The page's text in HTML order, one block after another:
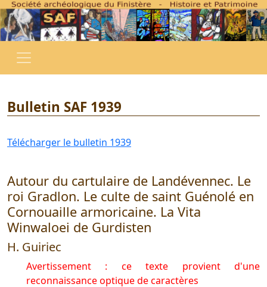
Bulletin SAF 1939
Télécharger le bulletin 1939
Autour du cartulaire de Landévennec. Le
roi Gradlon. Le culte de saint Guénolé en
Cornouaille armoricaine. La Vita
Winwaloei de Gurdisten
H. Guiriec
Avertissement : ce texte provient d'une
reconnaissance optique de caractères